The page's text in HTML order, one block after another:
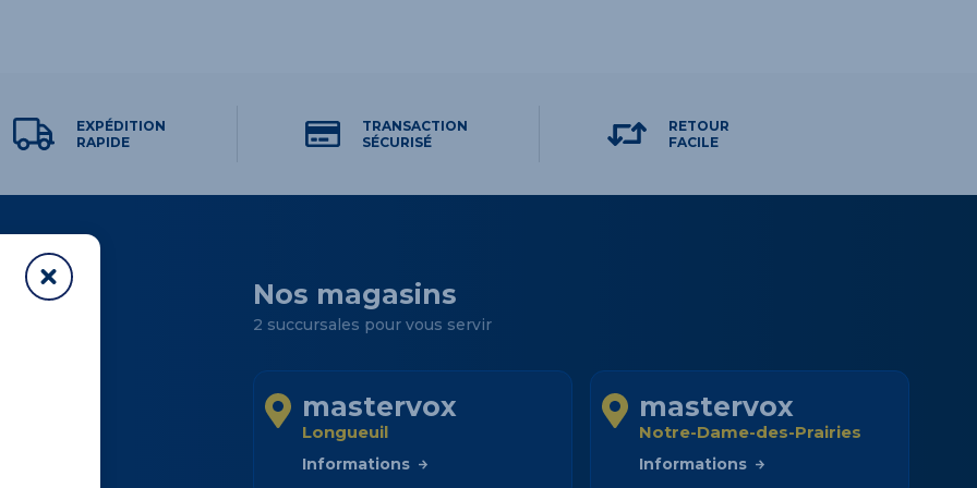
EXPÉDITION
RAPIDE
TRANSACTION
SÉCURISÉ
RETOUR
FACILE
Nos magasins
2 succursales pour vous servir
mastervox
Longueuil
Informations
mastervox
Notre-Dame-des-Prairies
Informations